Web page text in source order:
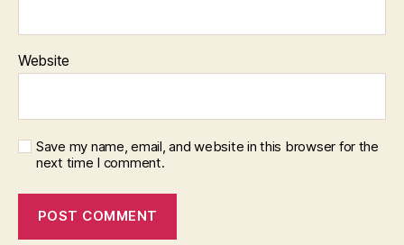
Website
Save my name, email, and website in this browser for the
next time I comment.